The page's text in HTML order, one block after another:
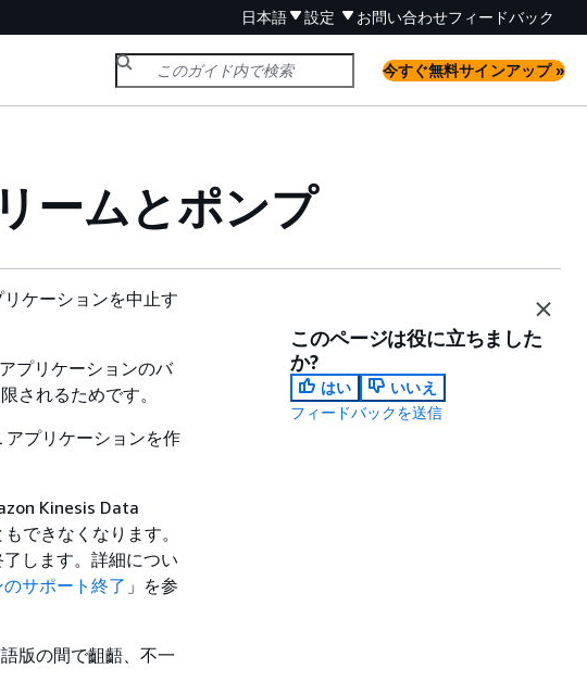
日本語 設定 お問い合わせフィードバック
今すぐ無料サインアップ »
ームとポンプ
ケーションを中止す
プリケーションのバ
されるためです。
プリケーションを作
Kinesis Data
できなくなります。
します。詳細につい
サポート終了 」を参
版の間で齟齬、不一
このページは役に立ちました
か?
はい
いいえ
フィードバックを送信